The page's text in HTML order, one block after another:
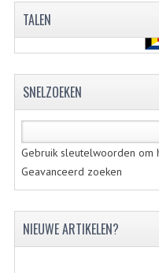
TALEN
SNELZOEKEN
Gebruik sleutelwoorden om
Geavanceerd zoeken
NIEUWE ARTIKELEN?